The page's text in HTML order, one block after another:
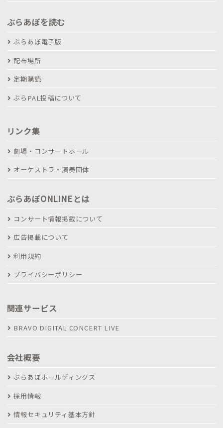
ぶらあぼを読む
ぶらあぼ電子版
配布場所
定期購読
ぶらPAL投稿について
リンク集
劇場・コンサートホール
オーケストラ・演奏団体
ぶらあぼONLINEとは
コンサート情報掲載について
広告掲載について
利用規約
プライバシーポリシー
関連サービス
BRAVO DIGITAL CONCERT LIVE
会社概要
ぶらあぼホールディングス
採用情報
情報セキュリティ基本方針